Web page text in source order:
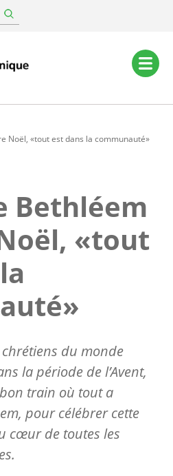
Noël, «tout est dans la communauté»
Bethléem
«tout
du monde
la période de l’Avent,
train où tout a
pour célébrer cette
cœur de toutes les